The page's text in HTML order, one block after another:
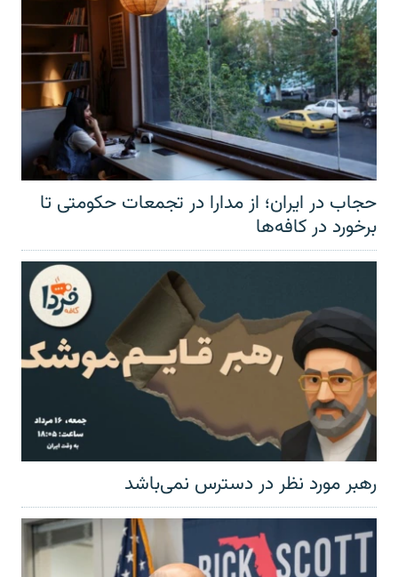
حجاب در ایران؛ از مدارا در تجمعات حکومتی تا
برخورد در کافه‌ها
رهبر مورد نظر در دسترس نمی‌باشد